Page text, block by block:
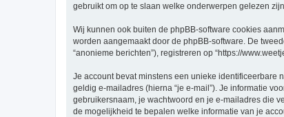
gebruikt om op te slaan welke onderwerpen gelezen
Wij kunnen ook buiten de phpBB-software cookies
worden aangemaakt door de phpBB-software. De
“anonieme berichten”), registreren op “https://
Je account bevat minstens een unieke identificeerbare
geldig e-mailadres (hierna “je e-mail”). Je informatie
gebruikersnaam, je wachtwoord en je e-mailadres die
de mogelijkheid te bepalen welke informatie van je